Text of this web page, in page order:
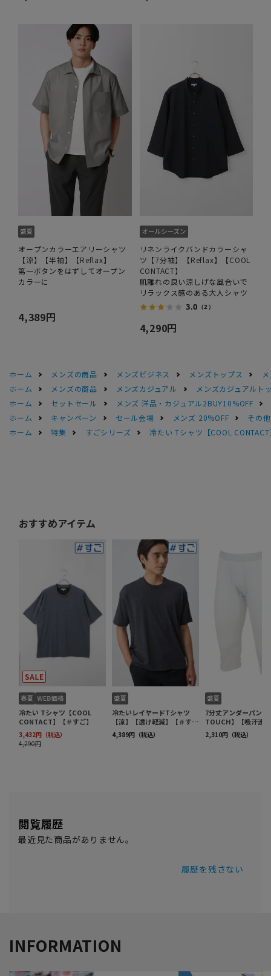
オープンカラーエアリーシャツ
【涼】【半袖】【Reflax】
第一ボタンをはずしてオープン
カラーに
4,389円
リネンライクバンドカラーシャ
ツ【7分袖】【Reflax】【COOL
CONTACT】
肌離れの良い涼しげな風合いで
リラックス感のある大人シャツ
3.0 （2）
4,290円
ホーム メンズの商品 メンズビジネス メンズトップス
ホーム
メンズの商品 メンズカジュアル
メンズカジュアルト
ホーム
セットセール
メンズ 洋品・カジュアル2BUY10%OFF
ホーム
キャンペーン セール会場 メンズ 20%OFF
その
ホーム
特集 すごシリーズ 冷たい Tシャツ【COOL
閲覧履歴
最近見た商品がありません。
履歴を残さない
INFORMATION